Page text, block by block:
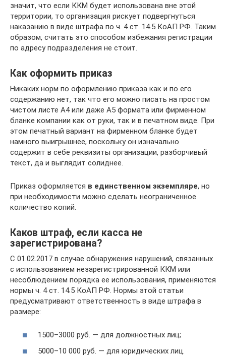
значит, что если ККМ будет использована вне этой
территории, то организация рискует подвергнуться
наказанию в виде штрафа по ч. 4 ст. 14.5 КоАП РФ. Таким
образом, считать это способом избежания регистрации
по адресу подразделения не стоит.
Как оформить приказ
Никаких норм по оформлению приказа как и по его
содержанию нет, так что его можно писать на простом
чистом листе А4 или даже А5 формата или фирменном
бланке компании как от руки, так и в печатном виде. При
этом печатный вариант на фирменном бланке будет
намного выигрышнее, поскольку он изначально
содержит в себе реквизиты организации, разборчивый
текст, да и выглядит солиднее.
Приказ оформляется в единственном экземпляре, но
при необходимости можно сделать неограниченное
количество копий.
Каков штраф, если касса не
зарегистрирована?
С 01.02.2017 в случае обнаружения нарушений, связанных
с использованием незарегистрированной ККМ или
несоблюдением порядка ее использования, применяются
нормы ч. 4 ст. 14.5 КоАП РФ. Нормы этой статьи
предусматривают ответственность в виде штрафа в
размере:
1500–3000 руб. — для должностных лиц;
5000–10 000 руб. — для юридических лиц.